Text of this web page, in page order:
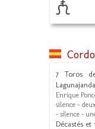
7 Toros
Enrique
silence -
- silence -
Décastés et